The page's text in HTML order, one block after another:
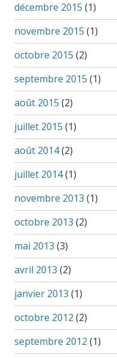
décembre 2015 (1)
novembre 2015 (1)
octobre 2015 (2)
septembre 2015 (1)
août 2015 (2)
juillet 2015 (1)
août 2014(2)
juillet 2014(1)
novembre 2013 (1)
octobre 2013 (2)
mai 2013 (3)
avril 2013 (2)
janvier 2013 (1)
octobre 2012 (2)
septembre 2012 (1)